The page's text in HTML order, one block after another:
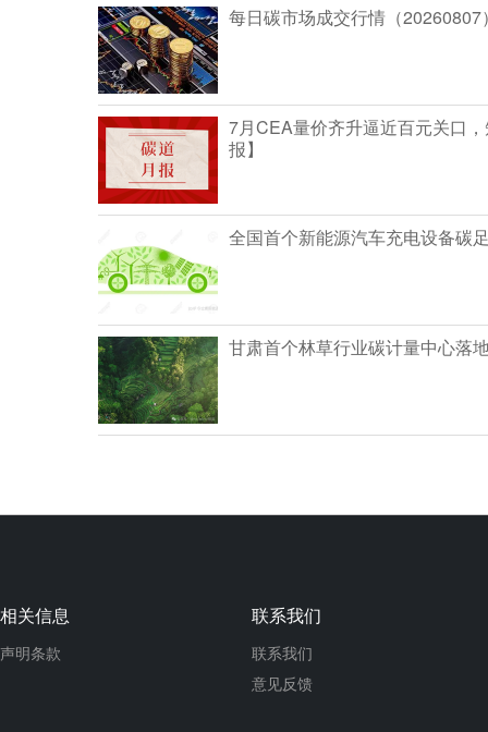
每日碳市场成交行情（20260807
7月CEA量价齐升逼近百元关口
报】
全国首个新能源汽车充电设备碳
甘肃首个林草行业碳计量中心落
相关信息
声明条款
联系我们
联系我们
意见反馈